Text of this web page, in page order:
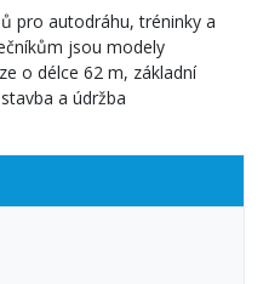
pro autodráhu, tréninky a
jsou modely
o délce 62 m, základní
a údržba